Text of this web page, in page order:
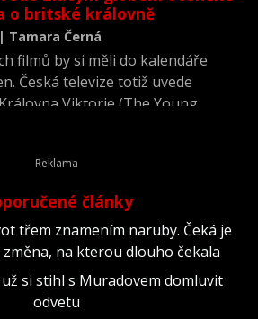
o britské královně
Tamara Černá
filmů by si měli do kalendáře
Česká televize totiž uvede
Viktorie (The Young
články
třem znamením naruby. Čeká je
na kterou dlouho čekala
si stihl s Muradovem domluvit
odvetu